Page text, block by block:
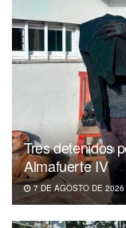
Tres detenidos
Almafuerte IV
7 DE AGOSTO DE 2026